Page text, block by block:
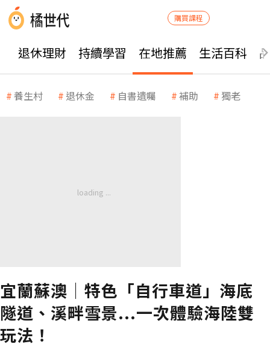
購買課程
退休理財 持續學習 在地推薦 生活百科
養生村 退休金 自書遺囑 補助 獨老
宜蘭蘇澳│特色「自行車道」海底
隧道、溪畔雪景...一次體驗海陸雙
玩法！